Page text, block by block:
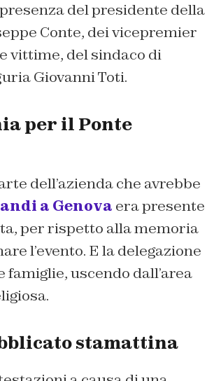
del presidente della
Conte, dei vicepremier
vittime, del sindaco di
Giovanni Toti.
per il Ponte
dell’azienda che avrebbe
a Genova era presente
per rispetto alla memoria
l’evento. E la delegazione
uscendo dall’area
stamattina